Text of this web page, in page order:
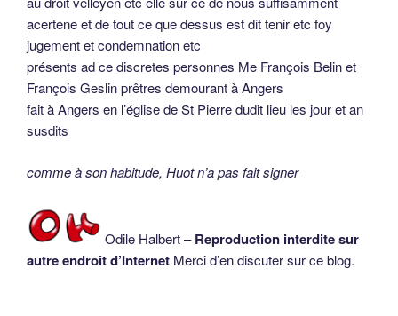
acertene et de tout ce que dessus est dit tenir etc foy
jugement et condemnation etc
présents ad ce discretes personnes Me François Belin et
François Geslin prêtres demourant à Angers
fait à Angers en l’église de St Pierre dudit lieu les jour et an
susdits
comme à son habitude, Huot n’a pas fait signer
Odile Halbert –Reproduction interdite sur
autre endroit d’Internet Merci d’en discuter sur ce blog.